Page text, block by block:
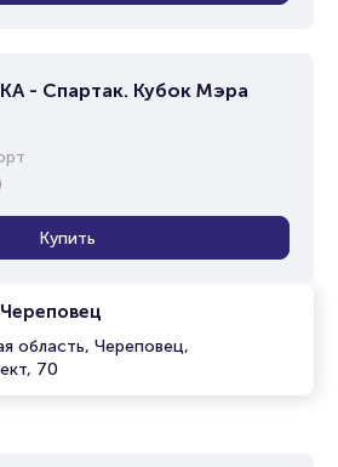
область, Череповец,
70
- Спартак. Кубок Мэра
Купить